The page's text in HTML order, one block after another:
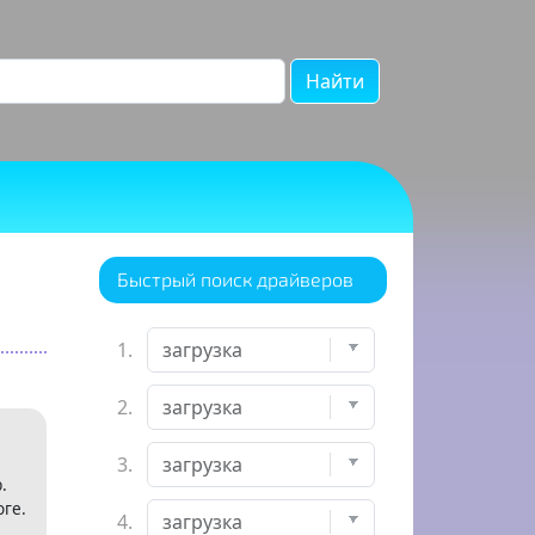
Найти
Быстрый поиск драйверов
1.
2.
3.
4.